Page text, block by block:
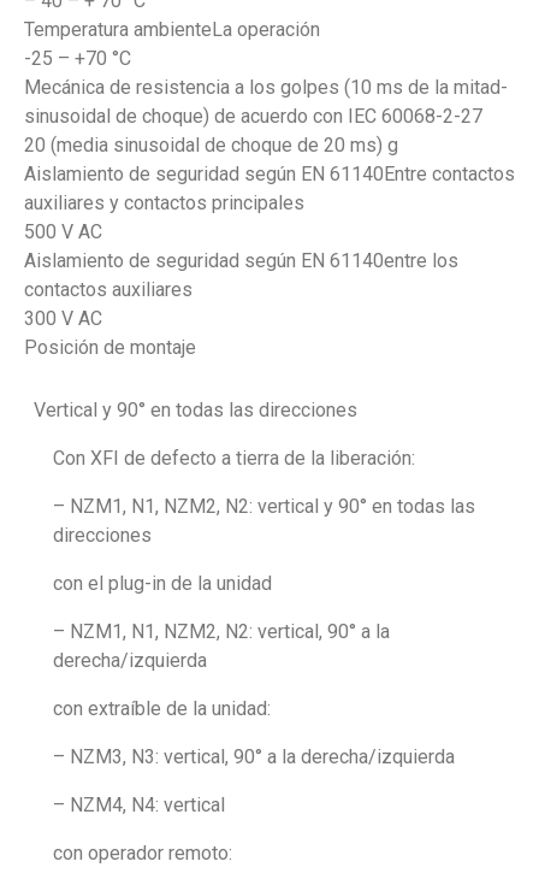
Temperatura ambienteLa operación
-25 – +70 °C
Mecánica de resistencia a los golpes (10 ms de la mitad-
sinusoidal de choque) de acuerdo con IEC 60068-2-27
20 (media sinusoidal de choque de 20 ms) g
Aislamiento de seguridad según EN 61140Entre contactos
auxiliares y contactos principales
500 V AC
Aislamiento de seguridad según EN 61140entre los
contactos auxiliares
300 V AC
Posición de montaje
Vertical y 90° en todas las direcciones
Con XFI de defecto a tierra de la liberación:
– NZM1, N1, NZM2, N2: vertical y 90° en todas las
direcciones
con el plug-in de la unidad
– NZM1, N1, NZM2, N2: vertical, 90° a la
derecha/izquierda
con extraíble de la unidad:
– NZM3, N3: vertical, 90° a la derecha/izquierda
– NZM4, N4: vertical
con operador remoto: